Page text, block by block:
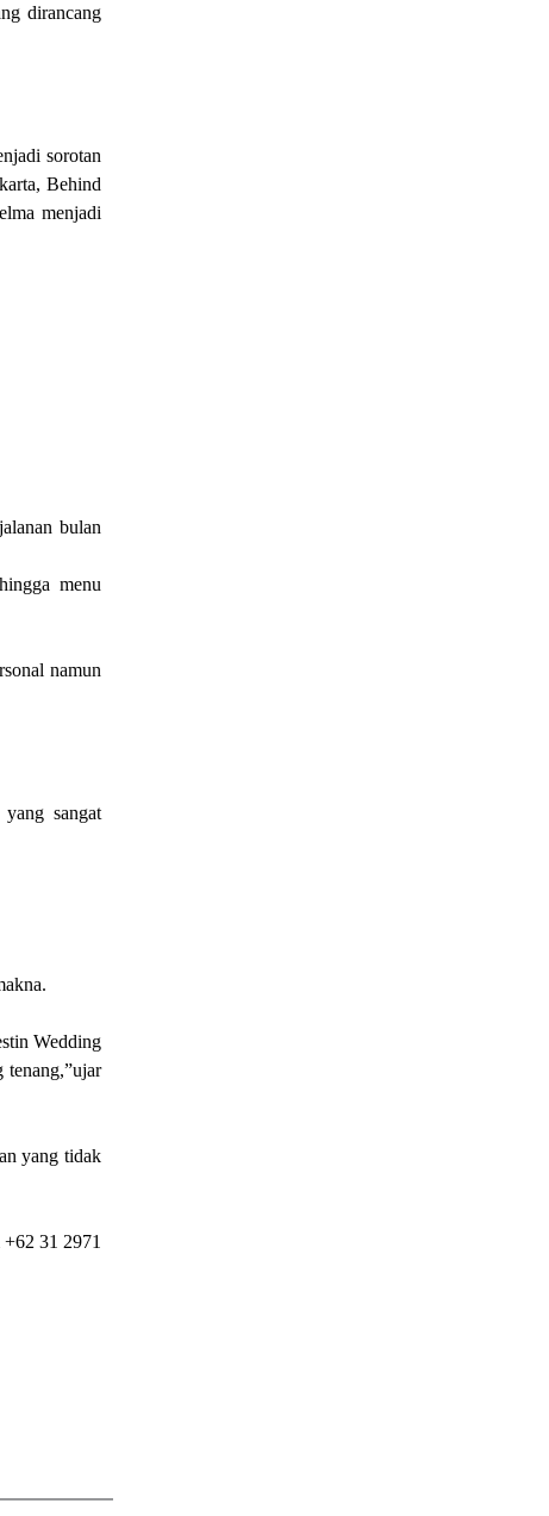
dirancang
sorotan
Behind
menjadi
bulan
menu
namun
sangat
Wedding
tenang,”ujar
yang tidak
31 2971